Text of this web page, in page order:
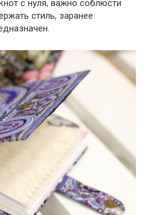
с нуля, важно соблюсти
стиль, заранее